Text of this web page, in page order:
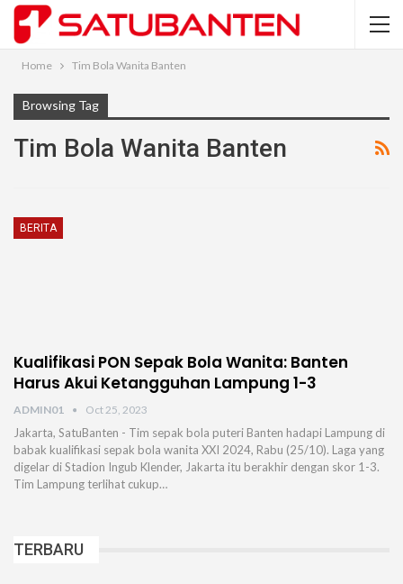
Home Tim Bola Wanita Banten
Browsing Tag
Tim Bola Wanita Banten
BERITA
Kualifikasi PON Sepak Bola Wanita: Banten
Harus Akui Ketangguhan Lampung 1-3
ADMIN01 Oct 25, 2023
Jakarta, SatuBanten - Tim sepak bola puteri Banten hadapi Lampung di
babak kualifikasi sepak bola wanita XXI 2024, Rabu (25/10). Laga yang
digelar di Stadion Ingub Klender, Jakarta itu berakhir dengan skor 1-3.
Tim Lampung terlihat cukup…
TERBARU